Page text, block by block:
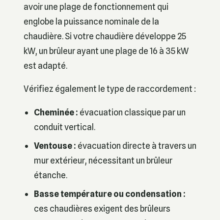
avoir une plage de fonctionnement qui
englobe la puissance nominale de la
chaudière. Si votre chaudière développe 25
kW, un brûleur ayant une plage de 16 à 35 kW
est adapté.
Vérifiez également le type de raccordement :
Cheminée : évacuation classique par un
conduit vertical.
Ventouse : évacuation directe à travers un
mur extérieur, nécessitant un brûleur
étanche.
Basse température ou condensation :
ces chaudières exigent des brûleurs